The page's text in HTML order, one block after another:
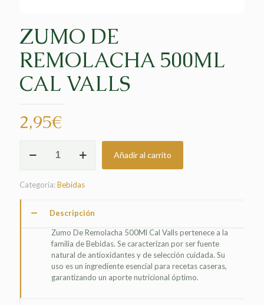
ZUMO DE
REMOLACHA 500ML
CAL VALLS
2,95€
CAL
VALLS
cantidad
Añadir al carrito
Categoría:Bebidas
Descripción
Zumo De Remolacha 500Ml Cal Valls pertenece a la
familia de Bebidas. Se caracterizan por ser fuente
natural de antioxidantes y de selección cuidada. Su
uso es un ingrediente esencial para recetas caseras,
garantizando un aporte nutricional óptimo.